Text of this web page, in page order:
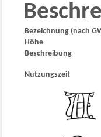
Bezeichnung (nach
Höhe
Beschreibung
Nutzungszeit